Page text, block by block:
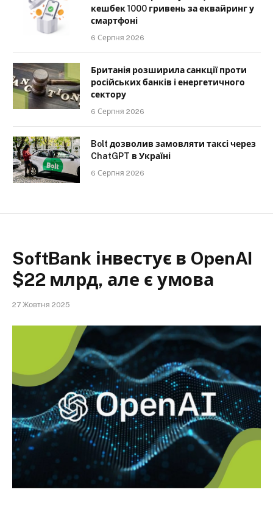
кешбек 1000 гривень за еквайринг у
смартфоні
6 Серпня 2026
Британія розширила санкції проти
російських банків і енергетичного
сектору
6 Серпня 2026
Bolt дозволив замовляти таксі через
ChatGPT в Україні
6 Серпня 2026
SoftBank інвестує в OpenAI
$22 млрд, але є умова
27 Жовтня 2025